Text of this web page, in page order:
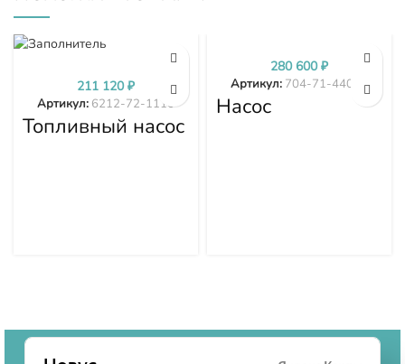
Топливный насос
высокого
Артикул: 6212-72-1110
211 120₽
Насос
трансмиссии
Артикул: 704-71-44002
280 600₽